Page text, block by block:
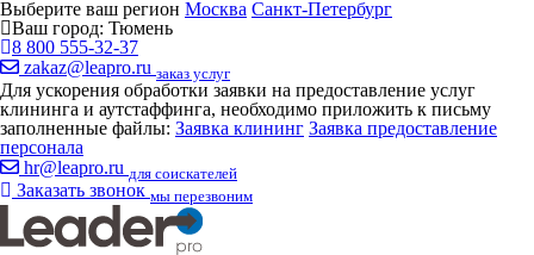
Выберите ваш регион Москва Санкт-Петербург
Ваш город: Тюмень
8 800 555-32-37
zakaz@leapro.ru заказ услуг
Для ускорения обработки заявки на предоставление услуг
клининга и аутстаффинга, необходимо приложить к письму
заполненные файлы: Заявка клининг Заявка предоставление
персонала
hr@leapro.ru для соискателей
Заказать звонок мы перезвоним